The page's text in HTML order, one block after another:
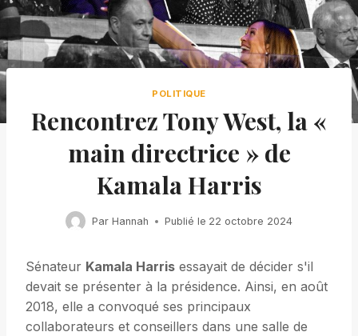
POLITIQUE
Rencontrez Tony West, la «
main directrice » de
Kamala Harris
Par Hannah Publié le 22 octobre 2024
Sénateur Kamala Harris essayait de décider s'il
devait se présenter à la présidence. Ainsi, en août
2018, elle a convoqué ses principaux
collaborateurs et conseillers dans une salle de